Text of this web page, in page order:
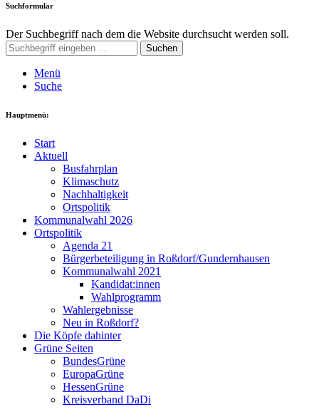
Suchformular
Der Suchbegriff nach dem die Website durchsucht werden soll.
Suchen
Menü
Suche
Hauptmenü:
Start
Aktuell
Busfahrplan
Klimaschutz
Nachhaltigkeit
Ortspolitik
Kommunalwahl 2026
Ortspolitik
Agenda 21
Bürgerbeteiligung in Roßdorf/Gundernhausen
Kommunalwahl 2021
Kandidat:innen
Wahlprogramm
Wahlergebnisse
Neu in Roßdorf?
Die Köpfe dahinter
Grüne Seiten
BundesGrüne
EuropaGrüne
HessenGrüne
Kreisverband DaDi